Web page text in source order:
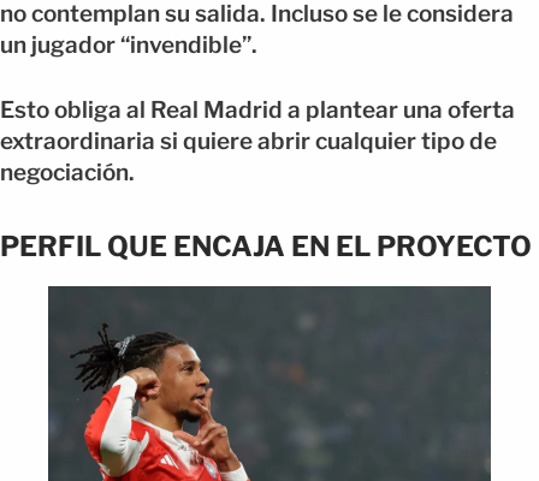
no contemplan su salida. Incluso se le considera
un jugador “invendible”.
Esto obliga al Real Madrid a plantear una oferta
extraordinaria si quiere abrir cualquier tipo de
negociación.
PERFIL QUE ENCAJA EN EL PROYECTO